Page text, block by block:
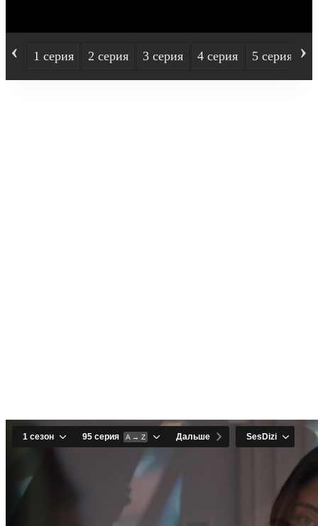
‹ 1 серия 2 серия 3 серия 4 серия 5 серия ›